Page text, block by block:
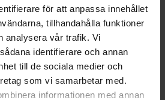
för att anpassa innehållet
tillhandahålla funktioner
analysera vår trafik. Vi
identifierare och annan
till de sociala medier och
som vi samarbetar med.
informationen med annan